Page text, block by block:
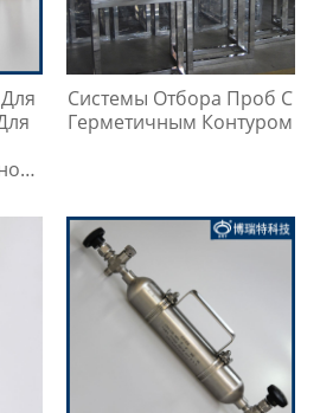
Системы Отбора Проб С
Герметичным Контуром